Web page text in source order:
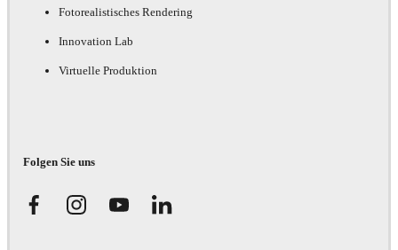
Fotorealistisches Rendering
Innovation Lab
Virtuelle Produktion
Folgen Sie uns